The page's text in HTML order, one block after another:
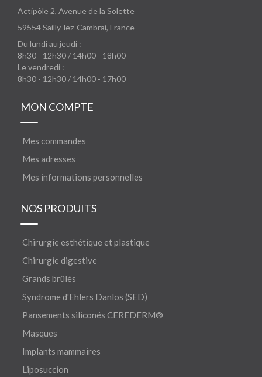
Actipôle 2, Avenue de la Solette
59554Sailly-lez-Cambrai, France
Du lundi au jeudi :
8h30 - 12h30 / 14h00 - 18h00
Le vendredi :
8h30 - 12h30 / 14h00 - 17h00
MON COMPTE
Mes commandes
Mes adresses
Mes informations personnelles
NOS PRODUITS
Chirurgie esthétique et plastique
Chirurgie digestive
Grands brûlés
Syndrome d'Ehlers Danlos (SED)
Pansements siliconés CEREDERM®
Masques
Implants mammaires
Liposuccion